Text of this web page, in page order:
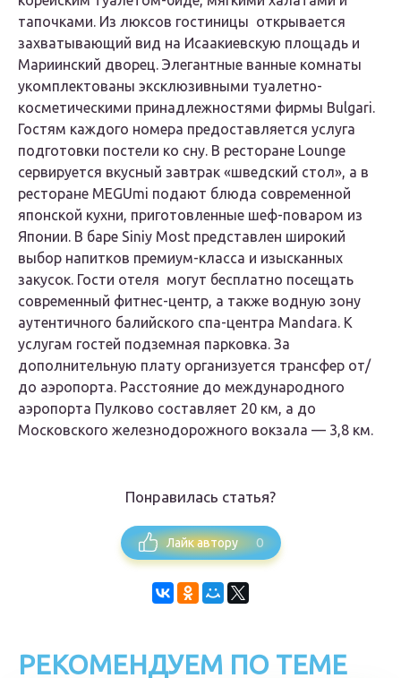
тапочками. Из люксов гостиницы открывается
захватывающий вид на Исаакиевскую площадь и
Мариинский дворец. Элегантные ванные комнаты
укомплектованы эксклюзивными туалетно-
косметическими принадлежностями фирмы Bulgari.
Гостям каждого номера предоставляется услуга
подготовки постели ко сну. В ресторане Lounge
сервируется вкусный завтрак «шведский стол», а в
ресторане MEGUmi подают блюда современной
японской кухни, приготовленные шеф-поваром из
Японии. В баре Siniy Most представлен широкий
выбор напитков премиум-класса и изысканных
закусок. Гости отеля могут бесплатно посещать
современный фитнес-центр, а также водную зону
аутентичного балийского спа-центра Mandara. К
услугам гостей подземная парковка. За
дополнительную плату организуется трансфер от/
до аэропорта. Расстояние до международного
аэропорта Пулково составляет 20 км, а до
Московского железнодорожного вокзала — 3,8 км.
Понравилась статья?
Лайк автору 0
РЕКОМЕНДУЕМ ПО ТЕМЕ